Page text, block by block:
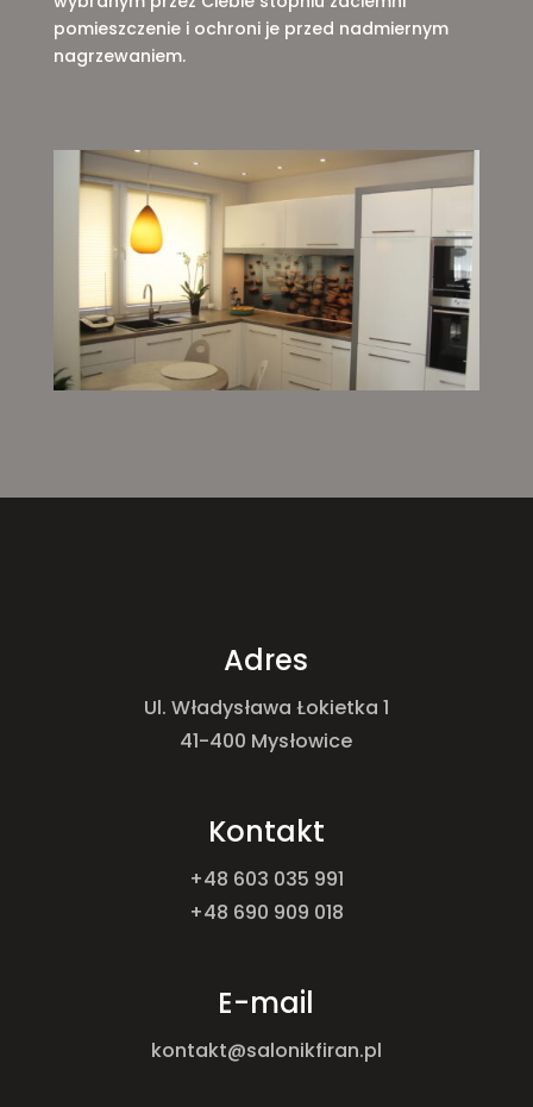
pomieszczenie i ochroni je przed nadmiernym
nagrzewaniem.
Adres
Ul. Władysława Łokietka 1
41-400 Mysłowice
Kontakt
+48 603 035 991
+48 690 909 018
E-mail
kontakt@salonikfiran.pl